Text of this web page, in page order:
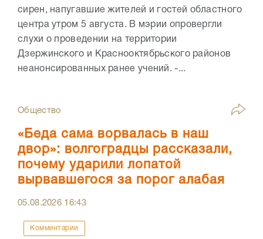
сирен, напугавшие жителей и гостей областного
центра утром 5 августа. В мэрии опровергли
слухи о проведении на территории
Дзержинского и Краснооктябрьского районов
неанонсированных ранее учений. -...
Общество
«Беда сама ворвалась в наш
двор»: волгоградцы рассказали,
почему ударили лопатой
вырвавшегося за порог алабая
05.08.2026 16:43
Комментарии